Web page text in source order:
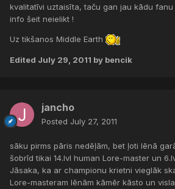
kvalitatīvi uztaisīta, taču gan jau kādu
info šeit neielikt !
Uz tikšanos Middle Earth
Edited July 29, 2011 by bencik
jancho
Posted July 27, 2011
sāku pirms pāris nedēļām, bet ļoti lēnā
šobrīd tikai 14.lvl human Lore-master un
Jāsaka, ka ar championu krietni vieglāk
Lore-masteram lēnām kāmēr kāsto un